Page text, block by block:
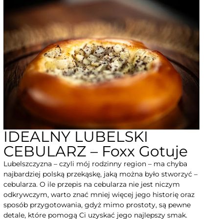
IDEALNY LUBELSKI
CEBULARZ – Foxx Gotuje
Lubelszczyzna – czyli mój rodzinny region – ma chyba
najbardziej polską przekąskę, jaką można było stworzyć –
cebularza. O ile przepis na cebularza nie jest niczym
odkrywczym, warto znać mniej więcej jego historię oraz
sposób przygotowania, gdyż mimo prostoty, są pewne
detale, które pomogą Ci uzyskać jego najlepszy smak.